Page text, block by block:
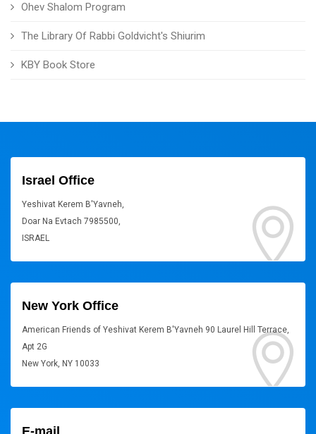
Ohev Shalom Program
The Library Of Rabbi Goldvicht's Shiurim
KBY Book Store
Israel Office
Yeshivat Kerem B'Yavneh,
Doar Na Evtach 7985500,
ISRAEL
New York Office
American Friends of Yeshivat Kerem B'Yavneh 90 Laurel Hill Terrace,
Apt 2G
New York, NY 10033
E-mail